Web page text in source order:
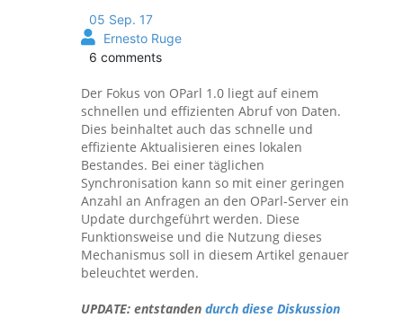
05 Sep. 17
Ernesto Ruge
6 comments
Der Fokus von OParl 1.0 liegt auf einem
schnellen und effizienten Abruf von Daten.
Dies beinhaltet auch das schnelle und
effiziente Aktualisieren eines lokalen
Bestandes. Bei einer täglichen
Synchronisation kann so mit einer geringen
Anzahl an Anfragen an den OParl-Server ein
Update durchgeführt werden. Diese
Funktionsweise und die Nutzung dieses
Mechanismus soll in diesem Artikel genauer
beleuchtet werden.
UPDATE: entstanden durch diese Diskussion